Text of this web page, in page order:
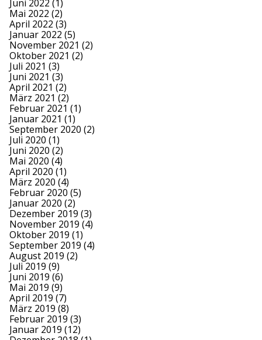
Juni 2022 (1)
Mai 2022 (2)
April 2022 (3)
Januar 2022 (5)
November 2021 (2)
Oktober 2021 (2)
Juli 2021 (3)
Juni 2021 (3)
April 2021 (2)
März 2021 (2)
Februar 2021 (1)
Januar 2021 (1)
September 2020 (2)
Juli 2020 (1)
Juni 2020 (2)
Mai 2020 (4)
April 2020 (1)
März 2020 (4)
Februar 2020 (5)
Januar 2020 (2)
Dezember 2019 (3)
November 2019 (4)
Oktober 2019 (1)
September 2019 (4)
August 2019 (2)
Juli 2019 (9)
Juni 2019 (6)
Mai 2019 (9)
April 2019 (7)
März 2019 (8)
Februar 2019 (3)
Januar 2019 (12)